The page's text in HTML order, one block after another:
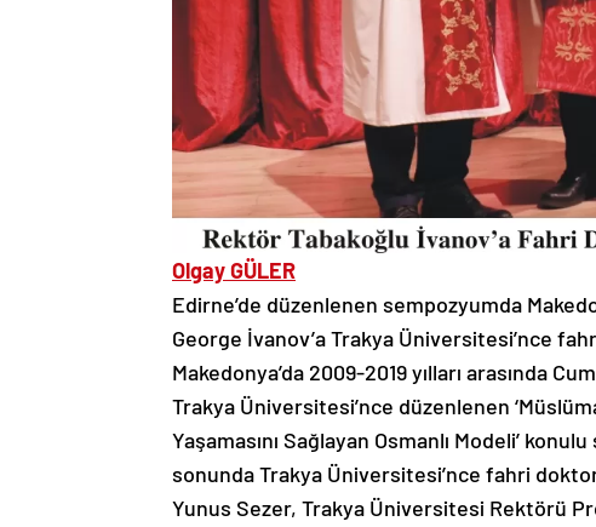
Olgay GÜLER
Edirne’de düzenlenen sempozyumda
George İvanov’a Trakya Üniversitesi’nce
Makedonya’da 2009-2019 yılları arasında
Trakya Üniversitesi’nce düzenlenen
Yaşamasını Sağlayan Osmanlı Modeli’
sonunda Trakya Üniversitesi’nce fahri
Yunus Sezer, Trakya Üniversitesi Rektörü